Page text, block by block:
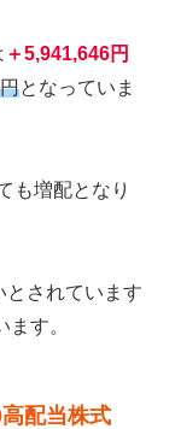
＋5,941,646円
となっていま
も増配となり
されています
す。
配当株式